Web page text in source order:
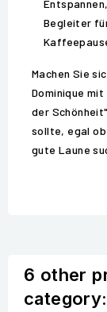
Begleiter
Machen Sie
Dominique
der
sollte, egal ob
gute Laune
6 other
category: